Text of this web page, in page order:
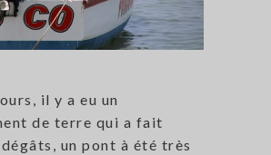
il y a eu un
de terre qui a fait
un pont à été très